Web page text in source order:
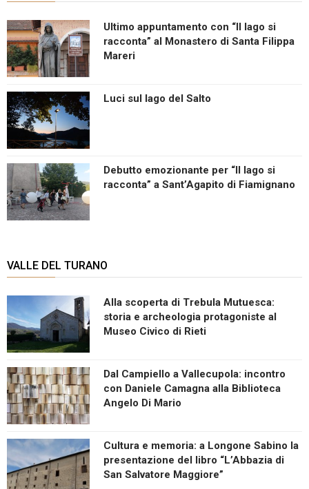
Ultimo appuntamento con “Il lago si
racconta” al Monastero di Santa Filippa
Mareri
Luci sul lago del Salto
Debutto emozionante per “Il lago si
racconta” a Sant’Agapito di Fiamignano
VALLE DEL TURANO
Alla scoperta di Trebula Mutuesca:
storia e archeologia protagoniste al
Museo Civico di Rieti
Dal Campiello a Vallecupola: incontro
con Daniele Camagna alla Biblioteca
Angelo Di Mario
Cultura e memoria: a Longone Sabino la
presentazione del libro “L’Abbazia di
San Salvatore Maggiore”